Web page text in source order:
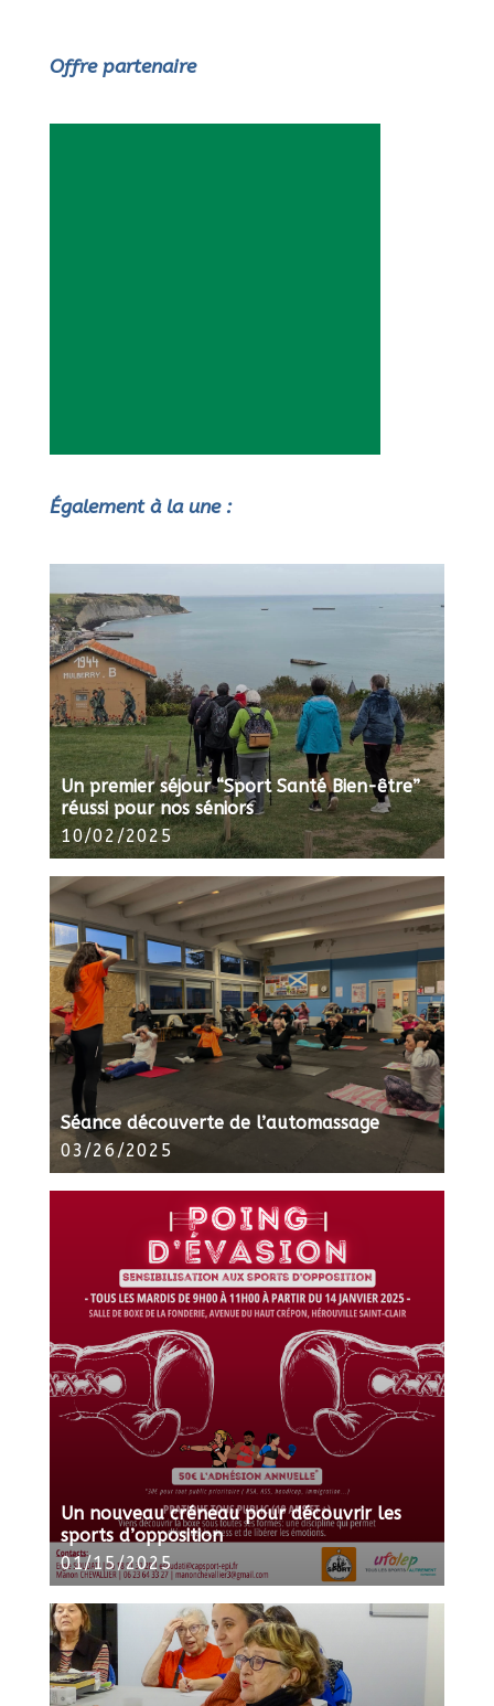
Offre partenaire
Également à la une :
Un premier séjour “Sport Santé Bien-être”
réussi pour nos séniors
10/02/2025
Séance découverte de l’automassage
03/26/2025
Un nouveau créneau pour découvrir les
sports d’opposition
01/15/2025